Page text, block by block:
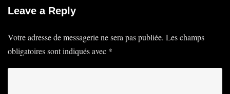
Leave a Reply
Votre adresse de messagerie ne sera pas publiée. Les champs
obligatoires sont indiqués avec *